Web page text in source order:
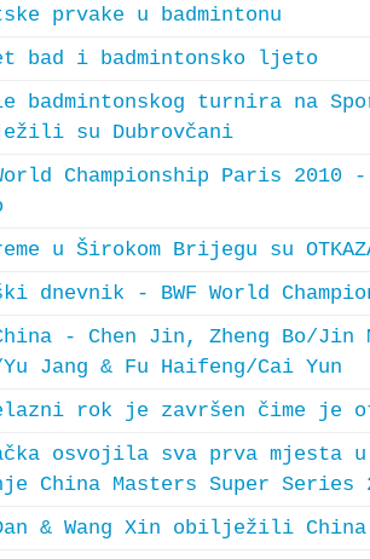
prvake u badmintonu
bad i badmintonsko ljeto
badmintonskog turnira na
su Dubrovčani
World Championship Paris
u Širokom Brijegu su
dnevnik - BWF World
- Chen Jin, Zheng Bo/Jin
Jang & Fu Haifeng/Cai Yun
rok je završen čime je
osvojila sva prva
China Masters Super Series
& Wang Xin obilježili China